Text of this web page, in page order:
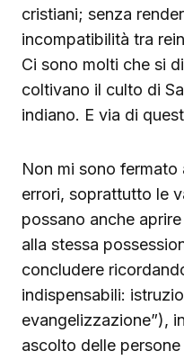
cristiani; senza
incompatibilità tra
Ci sono molti che si
coltivano il culto di
indiano. E via di
Non mi sono
errori, soprattutto le
possano anche
alla stessa
concludere
indispensabili:
evangelizzazione”),
ascolto delle